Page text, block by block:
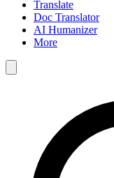
Translate
Doc Translator
AI Humanizer
More